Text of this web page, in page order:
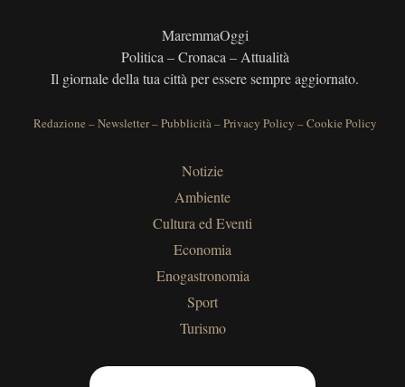
MaremmaOggi
Politica – Cronaca – Attualità
Il giornale della tua città per essere sempre aggiornato.
Redazione –Newsletter–Pubblicità–Privacy Policy –Cookie Policy
Notizie
Ambiente
Cultura ed Eventi
Economia
Enogastronomia
Sport
Turismo